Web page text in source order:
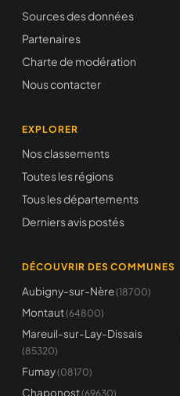
Sources des données
Partenaires
Charte de modération
Nous contacter
EXPLORER
Nos classements
Toutes les régions
Tous les départements
Derniers avis postés
DÉCOUVRIR DES COMMUNES
Aubigny-sur-Nère(18700)
Montaut(64800)
Mareuil-sur-Lay-Dissais
(85320)
Fumay(08170)
Chaponost(69630)